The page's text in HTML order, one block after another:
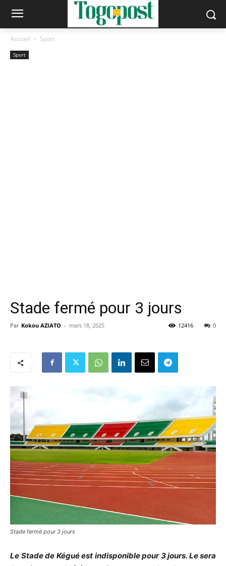
Accueil Sport
Sport
Stade fermé pour 3 jours
Par Kokou AZIATO - mars 18, 2025 0
12416
Stade fermé pour 3 jours
Le Stade de Kégué est indisponible pour 3 jours. Le sera